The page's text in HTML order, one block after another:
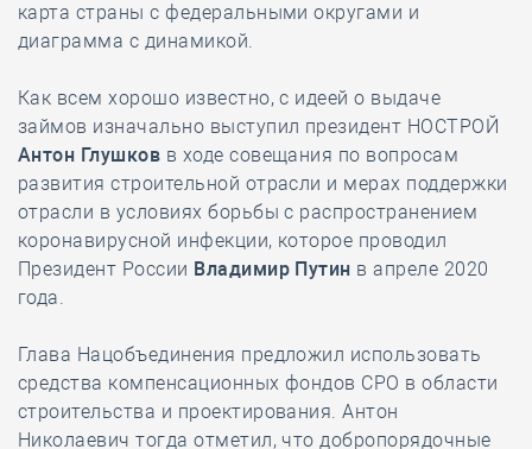
карта страны с федеральными округами и
диаграмма с динамикой.
Как всем хорошо известно, с идеей о выдаче
займов изначально выступил президент НОСТРОЙ
Антон Глушков в ходе совещания по вопросам
развития строительной отрасли и мерах поддержки
отрасли в условиях борьбы с распространением
коронавирусной инфекции, которое проводил
Президент России Владимир Путин в апреле 2020
года.
Глава Нацобъединения предложил использовать
средства компенсационных фондов СРО в области
строительства и проектирования. Антон
Николаевич тогда отметил, что добропорядочные